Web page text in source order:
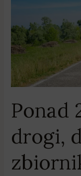
Ponad
drogi,
zł
na
drzewa
i
wodne